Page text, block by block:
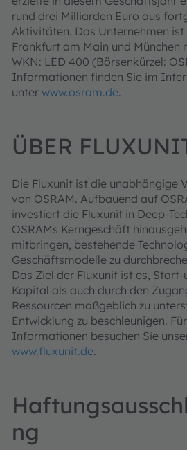
rund drei Milliarden Euro aus
Aktivitäten. Das Unternehmen ist
Frankfurt am Main und München
WKN: LED 400 (Börsenkürzel:
Informationen finden Sie im
unter www.osram.de.
ÜBER
Die Fluxunit ist die unabhängige
von OSRAM. Aufbauend auf
investiert die Fluxunit in Deep-
OSRAMs Kerngeschäft
mitbringen, bestehende
Geschäftsmodelle zu
Das Ziel der Fluxunit ist es,
Kapital als auch durch den
Ressourcen maßgeblich zu
Entwicklung zu beschleunigen.
Informationen besuchen Sie
www.fluxunit.de.
ng